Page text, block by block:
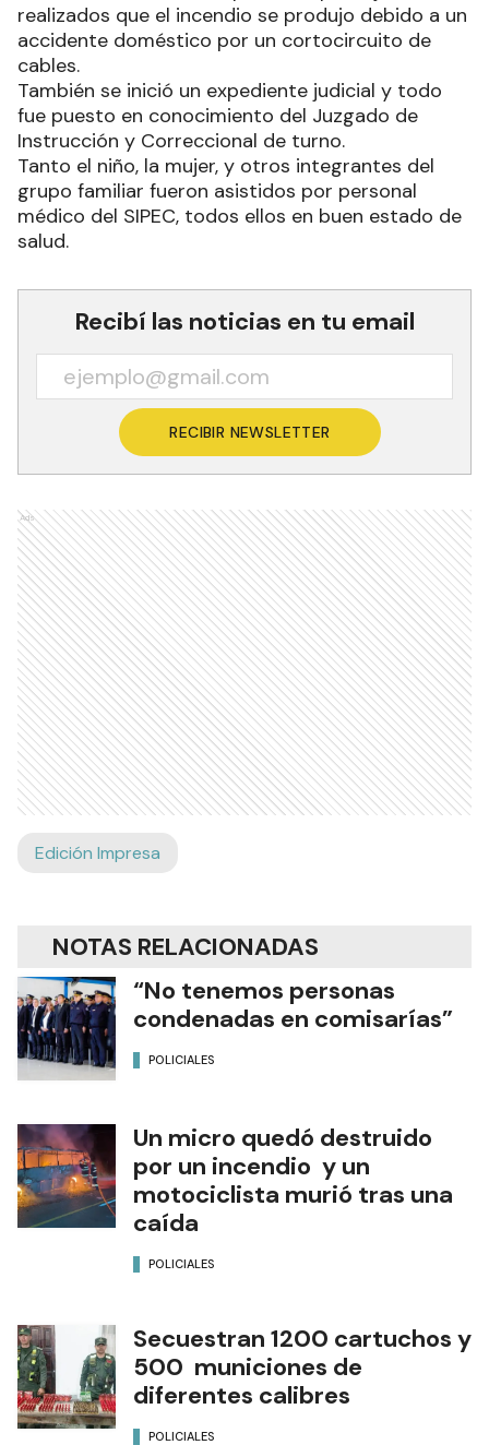
realizados que el incendio se produjo debido a un
accidente doméstico por un cortocircuito de
cables.
También se inició un expediente judicial y todo
fue puesto en conocimiento del Juzgado de
Instrucción y Correccional de turno.
Tanto el niño, la mujer, y otros integrantes del
grupo familiar fueron asistidos por personal
médico del SIPEC, todos ellos en buen estado de
salud.
Recibí las noticias en tu email
RECIBIR NEWSLETTER
Ads
Edición Impresa
NOTAS RELACIONADAS
“No tenemos personas
condenadas en comisarías”
POLICIALES
Un micro quedó destruido
por un incendio y un
motociclista murió tras una
caída
POLICIALES
Secuestran 1200 cartuchos y
500 municiones de
diferentes calibres
POLICIALES